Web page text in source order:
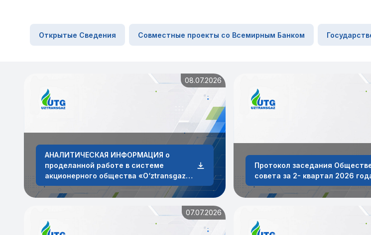
Открытые Сведения Совместные проекты со Всемирным Банком
08.07.2026
АНАЛИТИЧЕСКАЯ ИНФОРМАЦИЯ о
проделанной работе в системе
акционерного общества «O‘ztransgaz»
по работе с обращениями физических и
юридических лиц за январь-июнь 2026
Протокол заседания
совета за 2- квартал 2026
07.07.2026